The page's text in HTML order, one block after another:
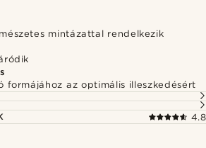
mintázattal rendelkezik
formájához az optimális illeszkedésért
4.8